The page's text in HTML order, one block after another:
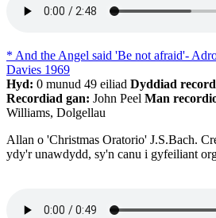
* And the Angel said 'Be not afraid'-
Davies 1969
Hyd: 0 munud 49 eiliad Dyddiad
Recordiad gan: John Peel Man
Williams, Dolgellau
Allan o 'Christmas Oratorio' J.S.Bach.
ydy'r unawdydd, sy'n canu i gyfeiliant